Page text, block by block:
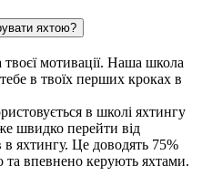
яхтою?
твоєї мотивації. Наша школа
в твоїх перших кроках в
в школі яхтингу
швидко перейти від
в яхтингу. Це доводять 75%
та впевнено керують яхтами.